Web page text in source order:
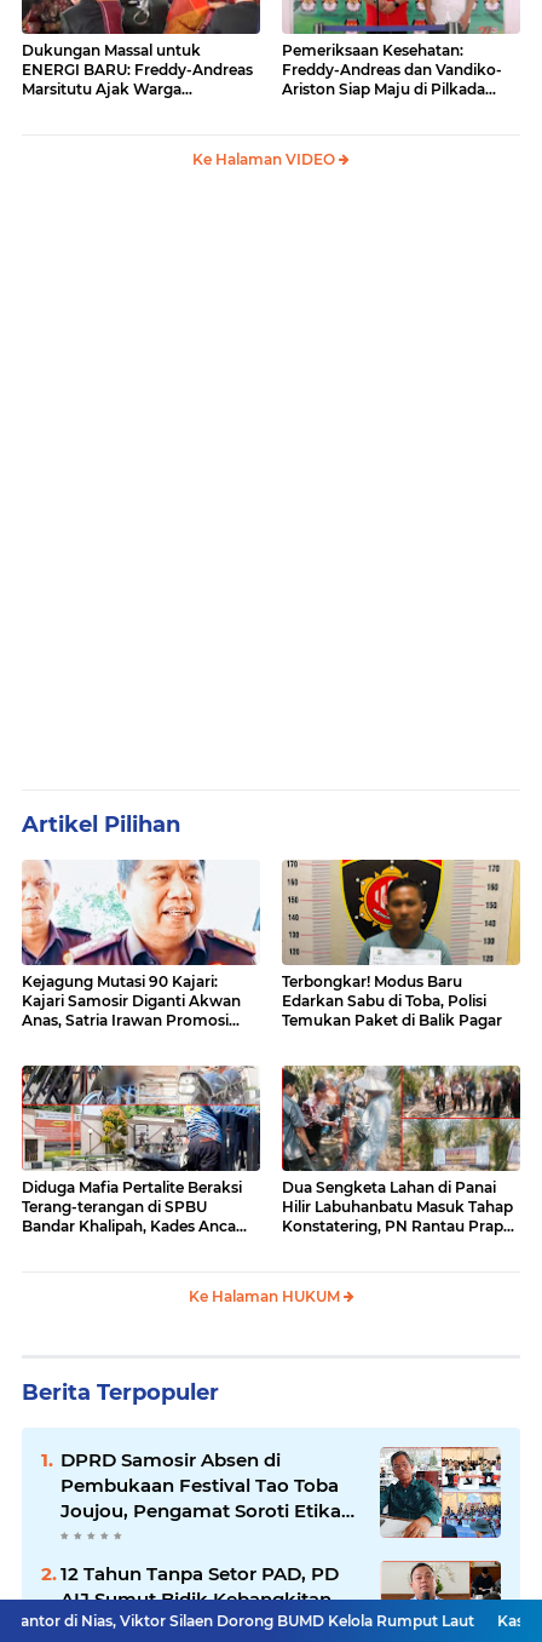
Dukungan Massal untuk
ENERGI BARU: Freddy-Andreas
Marsitutu Ajak Warga
Pemeriksaan Kesehatan:
Freddy-Andreas dan Vandiko-
Ariston Siap Maju di Pilkada
Ke Halaman VIDEO
Artikel Pilihan
Kejagung Mutasi 90 Kajari:
Kajari Samosir Diganti Akwan
Anas, Satria Irawan Promosi
Terbongkar! Modus Baru
Edarkan Sabu di Toba, Polisi
Temukan Paket di Balik Pagar
Diduga Mafia Pertalite Beraksi
Terang-terangan di SPBU
Bandar Khalipah, Kades Ancam
Dua Sengketa Lahan di Panai
Hilir Labuhanbatu Masuk Tahap
Konstatering, PN Rantau Prapat
Ke Halaman HUKUM
Berita Terpopuler
DPRD Samosir Absen di
Pembukaan Festival Tao Toba
Joujou, Pengamat Soroti Etika
Birokrasi Pemkab
12 Tahun Tanpa Setor PAD, PD
AIJ Sumut Bidik Kebangkitan
Lewat Optimalisasi Aset
Viktor Silaen Dorong BUMD Kelola Rumput Laut Kasatresnarkoba